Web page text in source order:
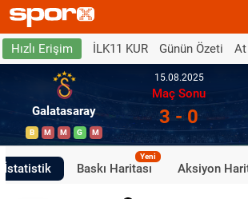
Hızlı Erişim İLK11 KUR Günün Özeti At
Galatasaray
B M M G M
15.08.2025
Maç Sonu
3 - 0
İstatistik Baskı Haritası
Yeni
Aksiyon